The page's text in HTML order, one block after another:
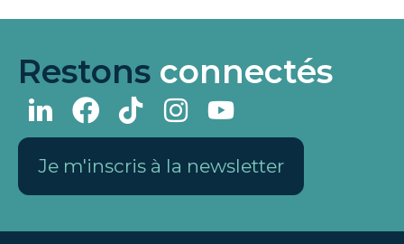
Restons connectés
Je m'inscris à la newsletter